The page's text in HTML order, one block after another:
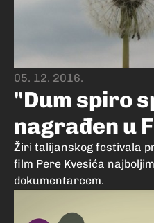
05. 12. 2016.
"Dum spiro
nagrađen u
Žiri talijanskog festivala
film Pere Kvesića
dokumentarcem.